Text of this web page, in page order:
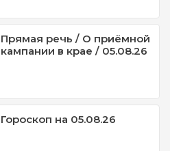
Прямая речь / О приёмной
кампании в крае / 05.08.26
Гороскоп на 05.08.26